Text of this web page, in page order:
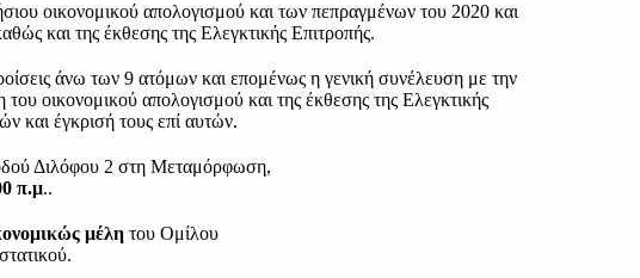
οικονομικού απολογισμού και των πεπραγμένων του 2020 και
και της έκθεσης της Ελεγκτικής Επιτροπής.
άνω των 9 ατόμων και επομένως η γενική συνέλευση με την
οικονομικού απολογισμού και της έκθεσης της Ελεγκτικής
και έγκρισή τους επί αυτών.
οδού Διλόφου 2 στη Μεταμόρφωση,
π.μ..
μέλη του Ομίλου